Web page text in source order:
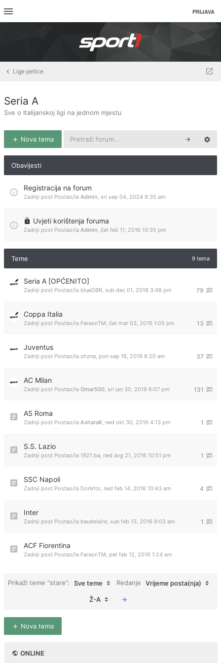
PRIJAVA
Lige petice
Seria A
Sve o Italijanskoj ligi na jednom mjestu
Nova tema
Obavijesti
Registracija na forum
Zadnji post Postao/la Admin, sri sep 04, 2024 9:35 am
Uvjeti korištenja foruma
Zadnji post Postao/la Admin, čet feb 11, 2016 10:35 pm
Teme 9 tema
Seria A [OPĆENITO]
79
Zadnji post Postao/la blueDBR, sub dec 01, 2018 3:48 pm
Coppa Italia
13
Zadnji post Postao/la FaraonTM, čet mar 03, 2016 1:05 pm
Juventus
37
Zadnji post Postao/la shzna, pon sep 16, 2019 8:20 am
AC Milan
131
Zadnji post Postao/la Omar500, sri jan 30, 2019 6:07 pm
AS Roma
1
Zadnji post Postao/la AsharaK, ned okt 30, 2016 4:13 pm
S.S. Lazio
1
Zadnji post Postao/la 1921.ba, ned avg 21, 2016 10:51 pm
SSC Napoli
4
Zadnji post Postao/la DonVito, ned feb 14, 2016 10:43 am
Inter
1
Zadnji post Postao/la baudelaire, sub feb 13, 2016 9:03 am
ACF Fiorentina
Zadnji post Postao/la FaraonTM, pet feb 12, 2016 1:24 am
Prikaži teme “stare”: Sve teme Redanje Vrijeme posta(nja)
Ž-A
Nova tema
ONLINE